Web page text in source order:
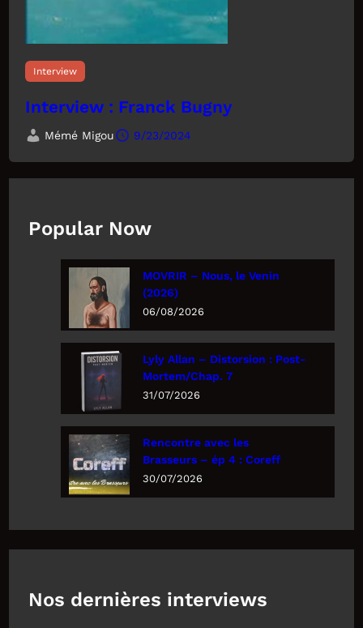
Interview
Interview : Franck Bugny
Mémé Migou 9/23/2024
Popular Now
MOVRIR – Nous, le Venin
(2026)
06/08/2026
Lyly Allan – Distorsion : Post-
Mortem/Chap. 7
31/07/2026
Rencontre avec les
Brasseurs – ép 4 : Coreff
30/07/2026
Nos dernières interviews